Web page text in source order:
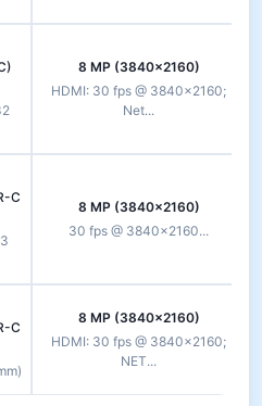
8 MP (3840×2160)
HDMI: 30 fps @ 3840×2160;
Net...
C
8 MP (3840×2160)
30 fps @ 3840×2160...
C
8 MP (3840×2160)
HDMI: 30 fps @ 3840×2160;
NET...